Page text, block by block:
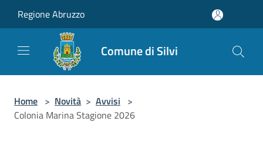
Regione Abruzzo
Comune di Silvi
Home > Novità > Avvisi >
Colonia Marina Stagione 2026